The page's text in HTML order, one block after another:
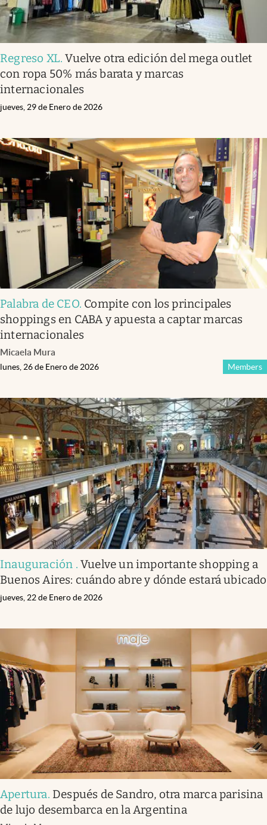
Regreso XL.Vuelve otra edición del mega outlet
con ropa 50% más barata y marcas
internacionales
jueves, 29 de Enero de 2026
Palabra de CEO. Compite con los principales
shoppings en CABA y apuesta a captar marcas
internacionales
Micaela Mura
Members
lunes, 26 de Enero de 2026
Inauguración .Vuelve un importante shopping a
Buenos Aires: cuándo abre y dónde estará ubicado
jueves, 22 de Enero de 2026
Apertura. Después de Sandro, otra marca parisina
de lujo desembarca en la Argentina